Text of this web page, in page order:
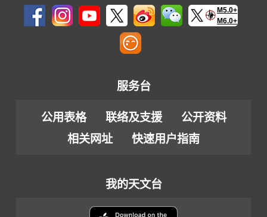
M5.0+
M6.0+
服务台
公用表格 联络及支援
公开资料
相关网址
快速用户指南
我的天文台